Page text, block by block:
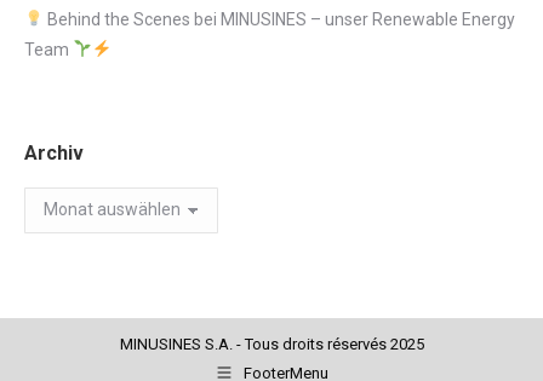
Behind the Scenes bei MINUSINES – unser Renewable Energy
Team
Archiv
Archiv
MINUSINES S.A. - Tous droits réservés 2025
FooterMenu